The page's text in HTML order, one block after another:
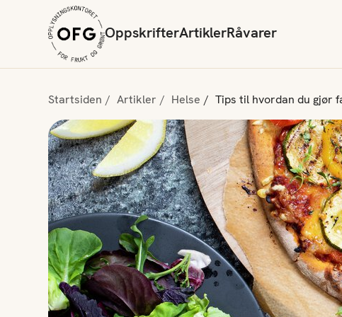
OppskrifterArtiklerRåvarer
Startsiden Artikler Helse Tips til hvordan du gjør